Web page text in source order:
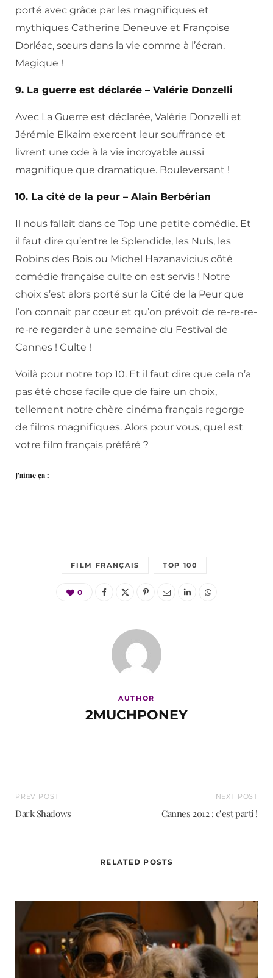
porté avec grâce par les magnifiques et
mythiques Catherine Deneuve et Françoise
Dorléac, sœurs dans la vie comme à l’écran.
Magique !
9. La guerre est déclarée – Valérie Donzelli
Avec La Guerre est déclarée, Valérie Donzelli et
Jérémie Elkaim exercent leur souffrance et
livrent une ode à la vie incroyable aussi
magnifique que dramatique. Bouleversant !
10. La cité de la peur – Alain Berbérian
Il nous fallait dans ce Top une petite comédie. Et
il faut dire qu’entre le Splendide, les Nuls, les
Robins des Bois ou Michel Hazanavicius côté
comédie française culte on est servis ! Notre
choix s’est alors porté sur la Cité de la Peur que
l’on connait par cœur et qu’on prévoit de re-re-re-
re-re regarder à une semaine du Festival de
Cannes ! Culte !
Voilà pour notre top 10. Et il faut dire que cela n’a
pas été chose facile que de faire un choix,
tellement notre chère cinéma français regorge
de films magnifiques. Alors pour vous, quel est
votre film français préféré ?
J’aime ça :
FILM FRANÇAIS TOP 100
0
AUTHOR
2MUCHPONEY
PREV POST
Dark Shadows
NEXT POST
Cannes 2012 : c’est parti !
RELATED POSTS